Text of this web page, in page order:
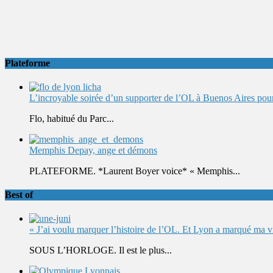
Plateforme
L’incroyable soirée d’un supporter de l’OL à Buenos Aires
Flo, habitué du Parc...
Memphis Depay, ange et démons
PLATEFORME. *Laurent Boyer voice* « Memphis...
Best of
« J’ai voulu marquer l’histoire de l’OL. Et Lyon a marqué ma
SOUS L’HORLOGE. Il est le plus...